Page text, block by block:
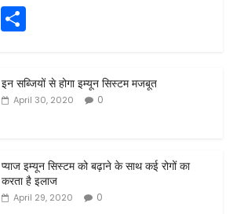
E
m
ar
e
इन सब्जियों से होगा इम्यून सिस्टम मजबूत
April 30, 2020 0
प्याज इम्यून सिस्टम को बढ़ाने के साथ कई रोगों का
करता है इलाज
April 29, 2020 0